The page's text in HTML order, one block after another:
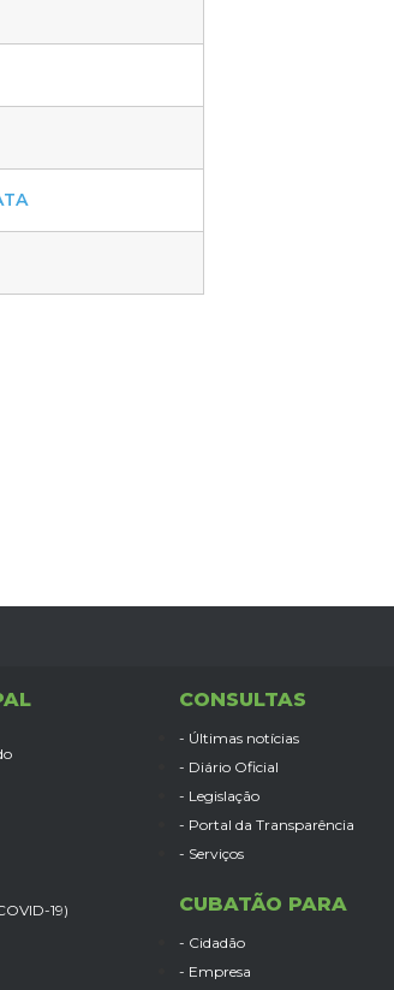
19)
CONSULTAS
- Últimas notícias
- Diário Oficial
- Legislação
- Portal da Transparência
- Serviços
CUBATÃO PARA
- Cidadão
- Empresa